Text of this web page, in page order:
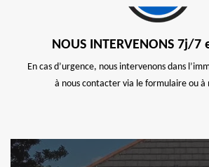
NOUS INTERVENONS 7j/
En cas d’urgence, nous intervenons dans
à nous contacter via le formulaire ou à